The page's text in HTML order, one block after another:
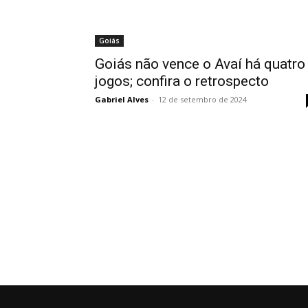
Goiás
Goiás não vence o Avaí há quatro
jogos; confira o retrospecto
Gabriel Alves - 12 de setembro de 2024